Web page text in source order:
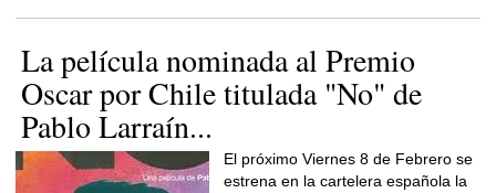
La película nominada al Premio
Oscar por Chile titulada "No" de
Pablo Larraín...
El próximo Viernes 8 de Febrero se
estrena en la cartelera española la